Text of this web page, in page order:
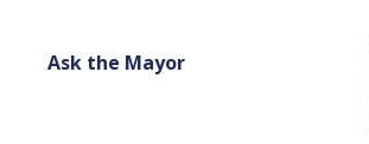
Ask the Mayor